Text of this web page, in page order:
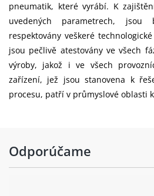
pneumatik, které vyrábí. K
uvedených parametrech, jsou
respektovány veškeré
jsou pečlivě atestovány ve všech
výroby, jakož i ve všech
zařízení, jež jsou stanovena k
procesu, patří v průmyslové oblasti
Odporúčame